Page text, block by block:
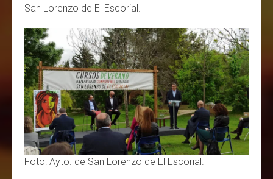
San Lorenzo de El Escorial.
Foto: Ayto. de San Lorenzo de El Escorial.